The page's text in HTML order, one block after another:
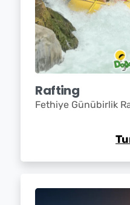
Rafting
Fethiye Günübirlik